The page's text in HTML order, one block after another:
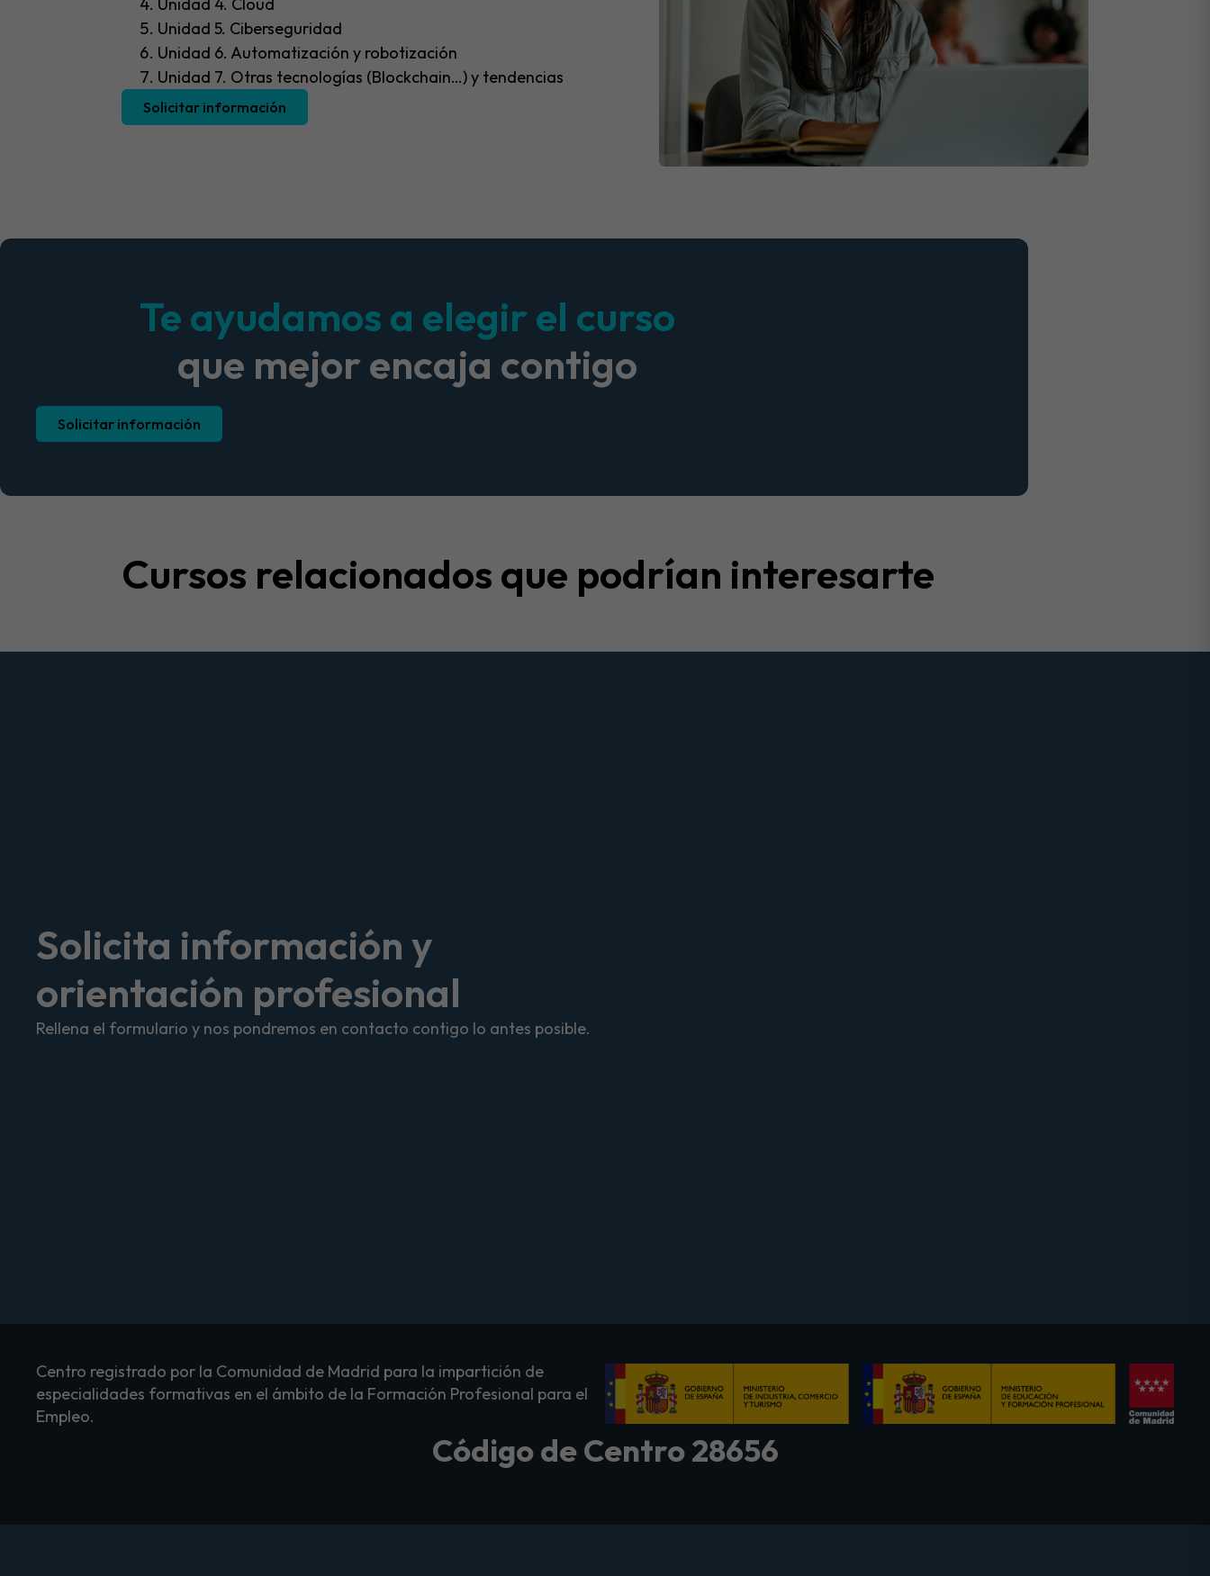
Unidad 5. Ciberseguridad
Unidad 6. Automatización y robotización
Unidad 7. Otras tecnologías (Blockchain…) y tendencias
Solicitar información
Te ayudamos a elegir el curso
que mejor encaja contigo
Solicitar información
Cursos relacionados que podrían interesarte
Solicita información y
orientación profesional
Rellena el formulario y nos pondremos en contacto contigo lo antes posible.
Centro registrado por la Comunidad de Madrid para la impartición de
especialidades formativas en el ámbito de la Formación Profesional para el
Empleo.
Código de Centro 28656